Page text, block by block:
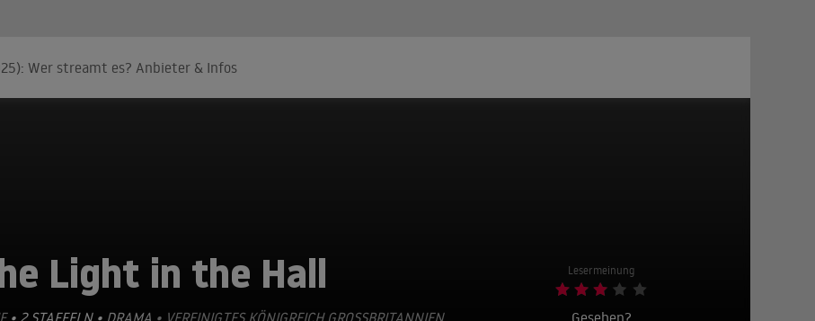
Wer streamt es? Anbieter & Infos
Light in the Hall
• 2 STAFFELN • DRAMA • VEREINIGTES KÖNIGREICH GROSSBRITANNIEN U
Lesermeinung
Gesehen?